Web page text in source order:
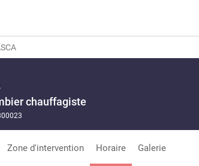
chauffagiste
Zone d'intervention Horaire Galerie